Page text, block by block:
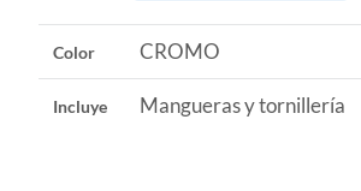
Complementa tu
Para complementar tu proyecto,
de tu lavamanos. También puedes
creando un ambiente armónico y
Color CROMO
Incluye Mangueras y tornillería